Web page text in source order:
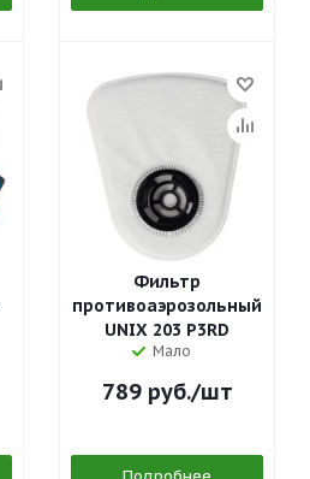
Фильтр
противоаэрозольный
UNIX 203 P3RD
Мало
789руб./шт